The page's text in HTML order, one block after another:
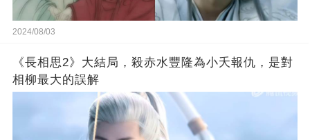
2024/08/03
《長相思2》大結局，殺赤水豐隆為小夭報仇，是對
相柳最大的誤解